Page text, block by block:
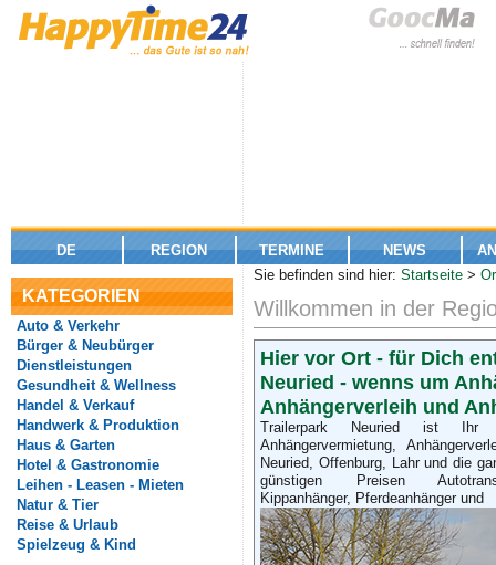
DE REGION TERMINE NEWS
KATEGORIEN
Auto & Verkehr
Bürger & Neubürger
Dienstleistungen
Gesundheit & Wellness
Handel & Verkauf
Handwerk & Produktion
Haus & Garten
Hotel & Gastronomie
Leihen - Leasen - Mieten
Natur & Tier
Reise & Urlaub
Spielzeug & Kind
Mitwachsende Schülermöbel -
Ergonomie von Anfang an.
Gebäudereinigung,
Glasreinigung und mehr
Der erfolgreiche Weg zu deiner
Wunschfigur
Das energetisierende
Elektrolysefußbad Detox Spa
Sie befinden sind hier: Startseite >
Willkommen in der
Hier vor Ort - für Dich
Neuried - wenns um
Anhängerverleih und
Trailerpark Neuried ist Ihr
Anhängervermietung,
Neuried, Offenburg, Lahr und die
günstigen Preisen
Kippanhänger, Pferdeanhänger und